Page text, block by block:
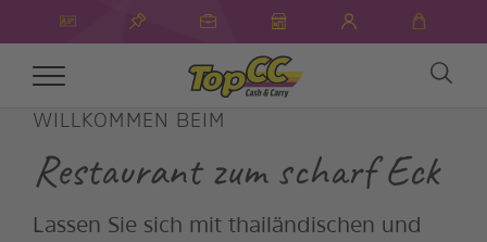
Toggle
WILLKOMMEN BEIM
Restaurant zum scharf Eck
Lassen Sie sich mit thailändischen und